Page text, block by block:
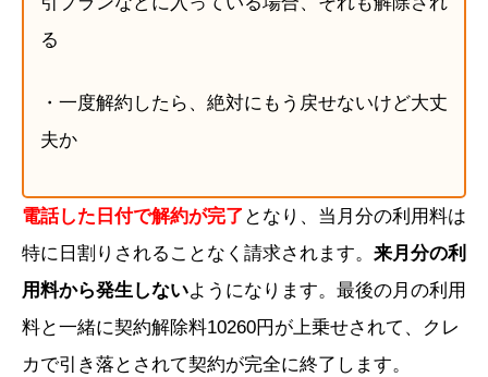
る
・一度解約したら、絶対にもう戻せないけど大丈
夫か
電話した日付で解約が完了 となり、当月分の利用料は
特に日割りされることなく請求されます。 来月分の利
用料から発生しないようになります。最後の月の利用
料と一緒に契約解除料10260円が上乗せされて、クレ
カで引き落とされて契約が完全に終了します。